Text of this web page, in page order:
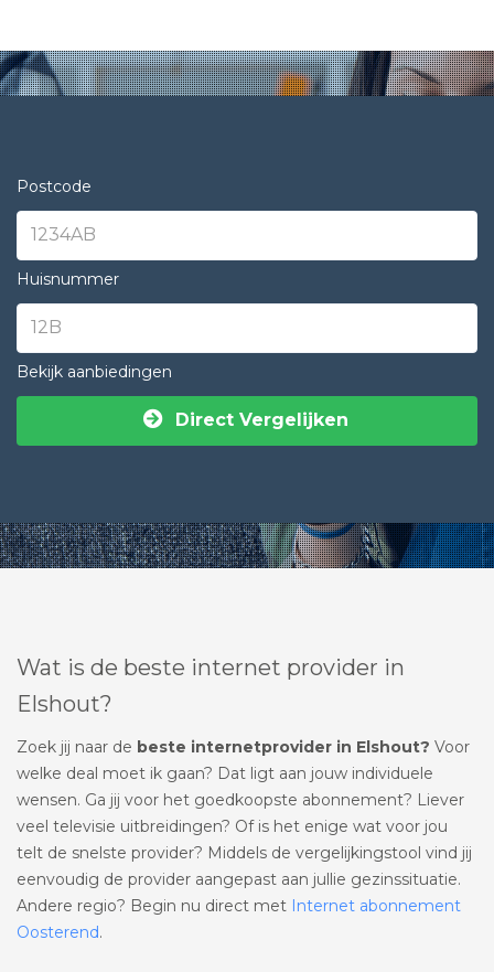
Postcode
Huisnummer
Bekijk aanbiedingen
Direct Vergelijken
Wat is de beste internet provider in
Elshout?
Zoek jij naar de beste internetprovider in Elshout? Voor
welke deal moet ik gaan? Dat ligt aan jouw individuele
wensen. Ga jij voor het goedkoopste abonnement? Liever
veel televisie uitbreidingen? Of is het enige wat voor jou
telt de snelste provider? Middels de vergelijkingstool vind jij
eenvoudig de provider aangepast aan jullie gezinssituatie.
Andere regio? Begin nu direct met Internet abonnement
Oosterend.